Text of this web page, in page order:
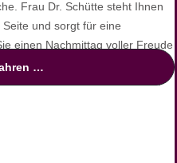
Frau Dr. Schütte steht Ihnen
und sorgt für eine
einen Nachmittag voller Freude
richtet sich an alle, die den
möchten. Wir freuen
schönen Nachmittag!
…